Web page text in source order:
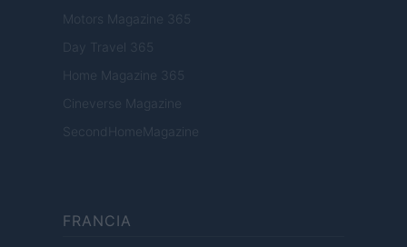
Motors Magazine 365
Day Travel 365
Home Magazine 365
Cineverse Magazine
SecondHomeMagazine
FRANCIA